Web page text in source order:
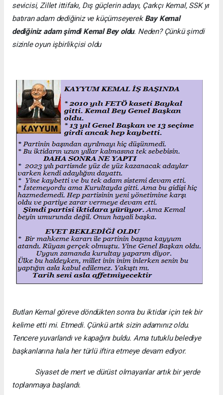
sevicisi, Zillet ittifakı, Dış güçlerin adayı, Çarkçı Kemal, SSK yı
batıran adam dediğiniz ve küçümseyerek Bay Kemal
dediğiniz adam şimdi Kemal Bey oldu. Neden? Çünkü şimdi
sizinle oyun işbirlikçisi oldu
Butlan Kemal göreve döndükten sonra bu iktidar için tek bir
kelime etti mi. Etmedi. Çünkü artık sizin adamınız oldu.
Tencere yuvarlandı ve kapağını buldu. Ama tutuklu belediye
başkanlarına hala her türlü iftira etmeye devam ediyor.
Siyaset de mert ve dürüst olmayanlar artık bir yerde
toplanmaya başlandı.